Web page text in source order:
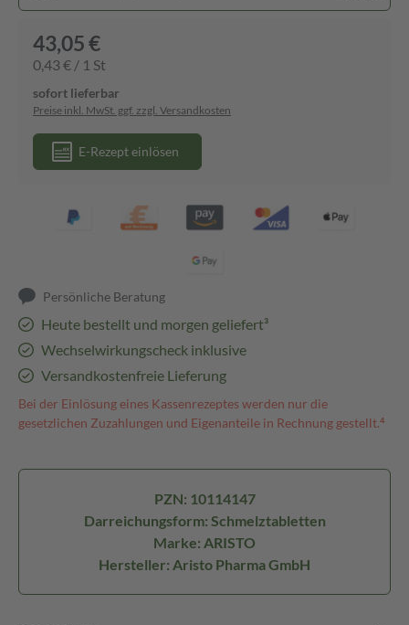
43,05 €
0,43 € / 1 St
sofort lieferbar
Preise inkl. MwSt. ggf. zzgl. Versandkosten
E-Rezept einlösen
Persönliche Beratung
Heute bestellt und morgen geliefert³
Wechselwirkungscheck inklusive
Versandkostenfreie Lieferung
Bei der Einlösung eines Kassenrezeptes werden nur die
gesetzlichen Zuzahlungen und Eigenanteile in Rechnung gestellt.⁴
PZN: 10114147
Darreichungsform: Schmelztabletten
Marke: ARISTO
Hersteller: Aristo Pharma GmbH